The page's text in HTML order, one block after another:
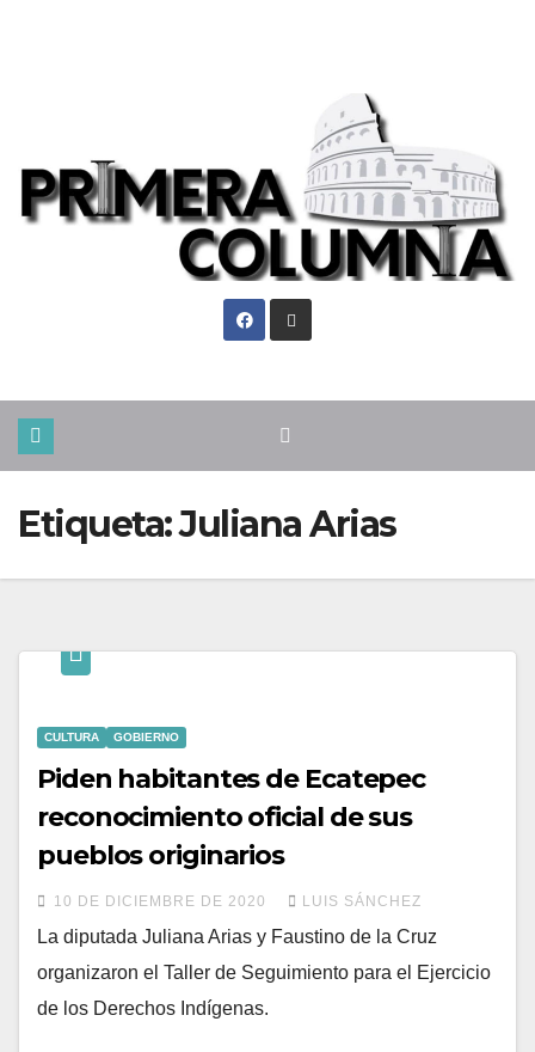
Etiqueta:Juliana Arias
CULTURA GOBIERNO
Piden habitantes de Ecatepec
reconocimiento oficial de sus
pueblos originarios
10 DE DICIEMBRE DE 2020 LUIS SÁNCHEZ
La diputada Juliana Arias y Faustino de la Cruz
organizaron el Taller de Seguimiento para el Ejercicio
de los Derechos Indígenas.